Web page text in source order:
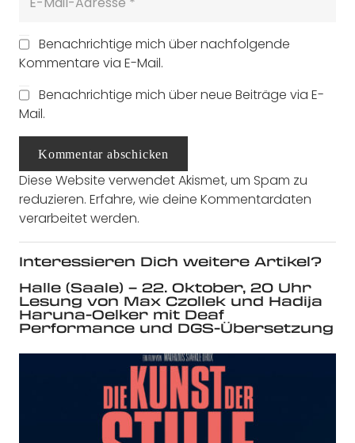
Benachrichtige mich über nachfolgende
Kommentare via E-Mail.
Benachrichtige mich über neue Beiträge via E-
Mail.
Kommentar abschicken
Diese Website verwendet Akismet, um Spam zu
reduzieren. Erfahre, wie deine Kommentardaten
verarbeitet werden.
Interessieren Dich weitere Artikel?
Halle (Saale) – 22. Oktober, 20 Uhr
Lesung von Max Czollek und Hadija
Haruna-Oelker mit Deaf
Performance und DGS-Übersetzung